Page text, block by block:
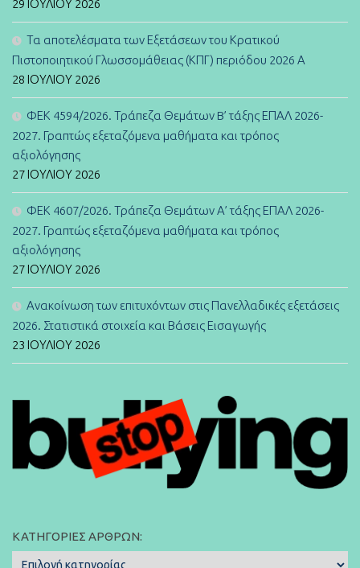
29 ΙΟΥΛΊΟΥ 2026
Τα αποτελέσματα των Εξετάσεων του Κρατικού
Πιστοποιητικού Γλωσσομάθειας (ΚΠΓ) περιόδου 2026 Α
28 ΙΟΥΛΊΟΥ 2026
ΦΕΚ 4594/2026. Τράπεζα Θεμάτων B’ τάξης ΕΠΑΛ 2026-
2027. Γραπτώς εξεταζόμενα μαθήματα και τρόπος
αξιολόγησης
27 ΙΟΥΛΊΟΥ 2026
ΦΕΚ 4607/2026. Τράπεζα Θεμάτων Α’ τάξης ΕΠΑΛ 2026-
2027. Γραπτώς εξεταζόμενα μαθήματα και τρόπος
αξιολόγησης
27 ΙΟΥΛΊΟΥ 2026
Ανακοίνωση των επιτυχόντων στις Πανελλαδικές εξετάσεις
2026. Στατιστικά στοιχεία και Βάσεις Εισαγωγής
23 ΙΟΥΛΊΟΥ 2026
ΚΑΤΗΓΟΡΊΕΣ ΆΡΘΡΩΝ:
Κατηγορίες